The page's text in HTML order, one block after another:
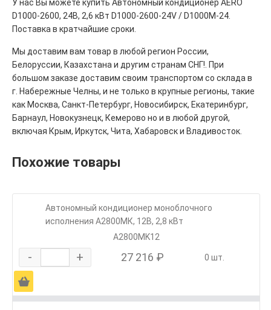
У нас Вы можете купить Автономный кондиционер АERO
D1000-2600, 24В, 2,6 кВт D1000-2600-24V / D1000M-24.
Поставка в кратчайшие сроки.
Мы доставим вам товар в любой регион России,
Белоруссии, Казахстана и другим странам СНГ!. При
большом заказе доставим своим транспортом со склада в
г. Набережные Челны, и не только в крупные регионы, такие
как Москва, Санкт-Петербург, Новосибирск, Екатеринбург,
Барнаул, Новокузнецк, Кемерово но и в любой другой,
включая Крым, Иркутск, Чита, Хабаровск и Владивосток.
Похожие товары
Автономный кондиционер моноблочного
исполнения А2800МК, 12В, 2,8 кВт
А2800MK12
- + 27 216 ₽ 0 шт.
Ä